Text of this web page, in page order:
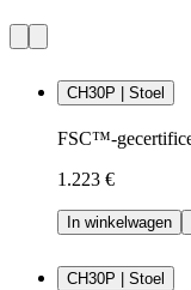
CH30P | Stoel
FSC™-
1.223 €
In winkelwagen
CH30P | Stoel